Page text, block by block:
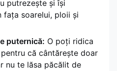
putrezește și își
fața soarelui, ploii și
puternică: O poți ridica
că cântărește doar
nu te lăsa păcălit de